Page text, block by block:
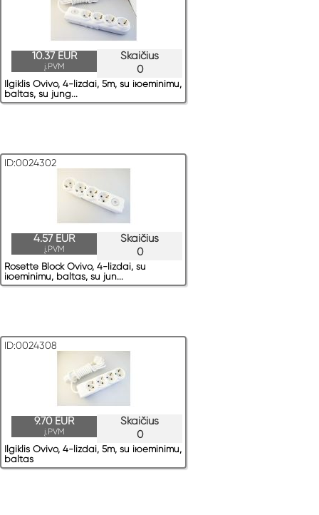
Skaičius
0
10.37 EUR
į.PVM
Ilgiklis Ovivo, 4-lizdai, 5m, su iюeminimu,
baltas, su jung...
ID:0024302
Skaičius
0
4.57 EUR
į.PVM
Rosette Block Ovivo, 4-lizdai, su
iюeminimu, baltas, su jun...
ID:0024308
Skaičius
0
9.70 EUR
į.PVM
Ilgiklis Ovivo, 4-lizdai, 5m, su iюeminimu,
baltas